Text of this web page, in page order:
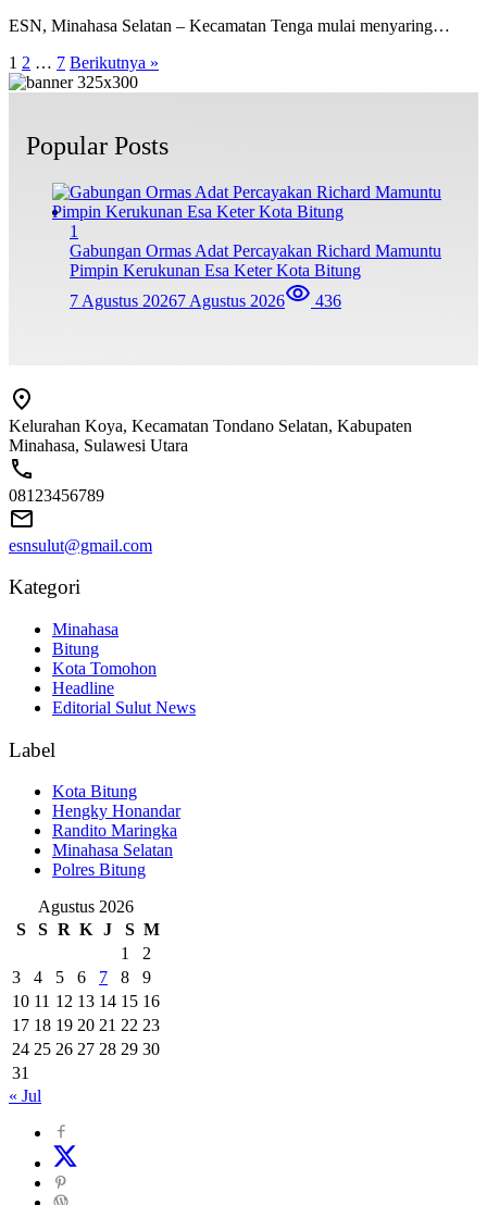
ESN, Minahasa Selatan – Kecamatan Tenga mulai menyaring…
Paginasi
pos
1 2 … 7 Berikutnya »
Popular Posts
1
Gabungan Ormas Adat Percayakan Richard Mamuntu
Pimpin Kerukunan Esa Keter Kota Bitung
7 Agustus 20267 Agustus 2026 436
Kelurahan Koya, Kecamatan Tondano Selatan, Kabupaten
Minahasa, Sulawesi Utara
08123456789
esnsulut@gmail.com
Kategori
Minahasa
Bitung
Kota Tomohon
Headline
Editorial Sulut News
Label
Kota Bitung
Hengky Honandar
Randito Maringka
Minahasa Selatan
Polres Bitung
Agustus 2026
S
S R K J S M
1
2
3
4 5 6 7 8
9
10 11 12 13 14 15 16
17 18 19 20 21 22 23
24 25 26 27 28 29 30
31
« Jul